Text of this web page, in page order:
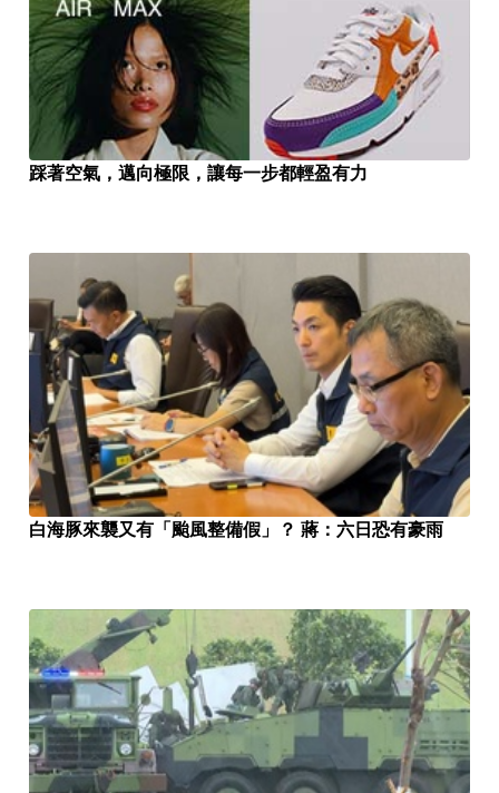
踩著空氣，邁向極限，讓每一步都輕盈有力
白海豚來襲又有「颱風整備假」？ 蔣：六日恐有豪雨